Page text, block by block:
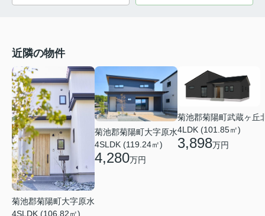
近隣の物件
菊池郡菊陽町大字原水
4SLDK (106.82㎡)
菊池郡菊陽町大字原水
4SLDK (119.24㎡)
4,280万円
菊池郡菊陽町武蔵ヶ丘
4LDK (101.85㎡)
3,898万円